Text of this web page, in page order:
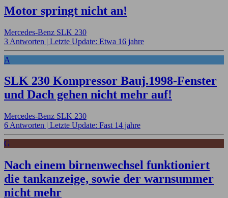
Motor springt nicht an!
Mercedes-Benz SLK 230
3 Antworten | Letzte Update: Etwa 16 jahre
A
SLK 230 Kompressor Bauj.1998-Fenster
und Dach gehen nicht mehr auf!
Mercedes-Benz SLK 230
6 Antworten | Letzte Update: Fast 14 jahre
G
Nach einem birnenwechsel funktioniert
die tankanzeige, sowie der warnsummer
nicht mehr